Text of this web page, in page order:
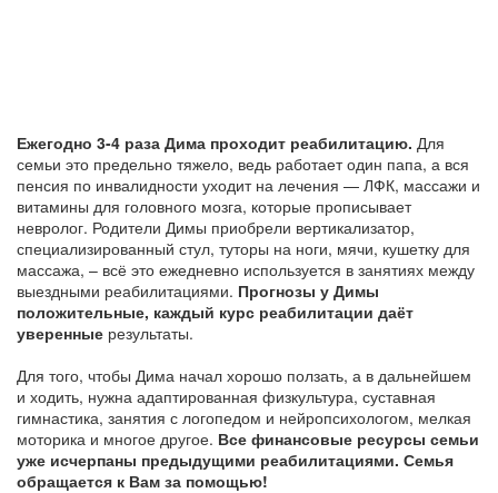
Ежегодно 3-4 раза Дима проходит реабилитацию. Для
семьи это предельно тяжело, ведь работает один папа, а вся
пенсия по инвалидности уходит на лечения — ЛФК, массажи и
витамины для головного мозга, которые прописывает
невролог. Родители Димы приобрели вертикализатор,
специализированный стул, туторы на ноги, мячи, кушетку для
массажа, – всё это ежедневно используется в занятиях между
выездными реабилитациями. Прогнозы у Димы
положительные, каждый курс реабилитации даёт
уверенные результаты.
Для того, чтобы Дима начал хорошо ползать, а в дальнейшем
и ходить, нужна адаптированная физкультура, суставная
гимнастика, занятия с логопедом и нейропсихологом, мелкая
моторика и многое другое. Все финансовые ресурсы семьи
уже исчерпаны предыдущими реабилитациями. Семья
обращается к Вам за помощью!